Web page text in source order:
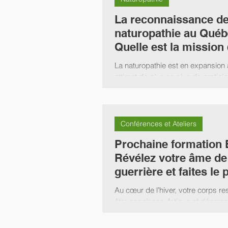
Naturopathie Devenir
Conférences et Ateliers
La reconnaissance
naturopathie au
Quelle est la mission
associations
en l'absence d'un
La naturopathie est en expansion
attirant de plus en plus de
Prochaine formation
Révélez votre âme de
guerrière et faites le
d'énergie pour l'hiver !
Au cœur de l’hiver, votre corps
être angoisses, fatigue et
Conférences et Ateliers